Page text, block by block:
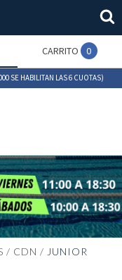
CARRITO 0
SE HABILITAN LAS 6 CUOTAS)
/ CDN / JUNIOR